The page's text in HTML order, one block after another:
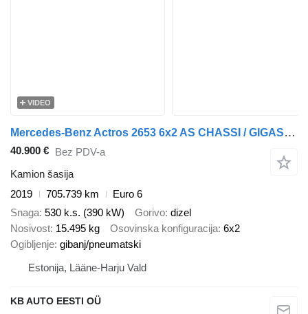
VIDEO
Mercedes-Benz Actros 2653 6x2 AS CHASSI / GIGASPACE
40.900 € Bez PDV-a
Kamion šasija
2019
705.739 km
Euro 6
Snaga 530 k.s. (390 kW) Gorivo dizel
Nosivost 15.495 kg Osovinska konfiguracija 6x2
Ogibljenje gibanj/pneumatski
Estonija, Lääne-Harju Vald
KB AUTO EESTI OÜ